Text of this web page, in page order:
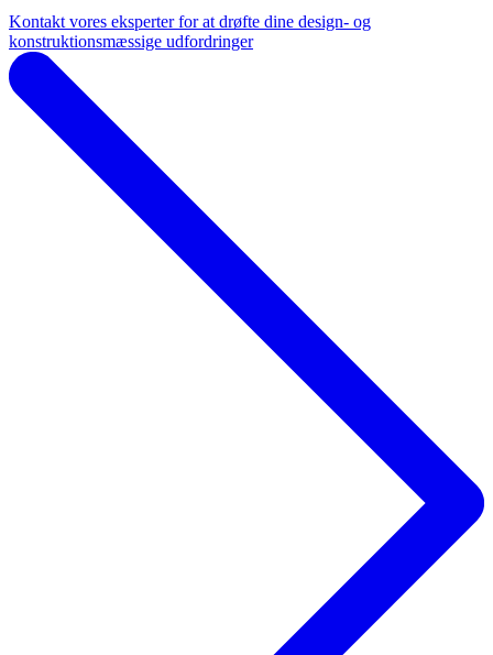
Kontakt vores eksperter for at drøfte dine design- og
konstruktionsmæssige udfordringer